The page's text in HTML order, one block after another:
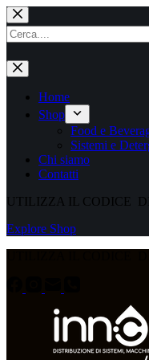
Home
Shop
Food e
Sistemi e
Chi siamo
Contatti
UTILIZZA IL CODICE
Explore Shop